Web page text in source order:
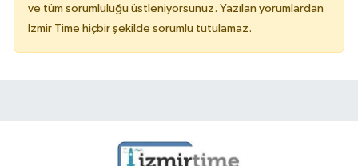
ve tüm sorumluluğu üstleniyorsunuz. Yazılan yorumlardan
İzmir Time hiçbir şekilde sorumlu tutulamaz.